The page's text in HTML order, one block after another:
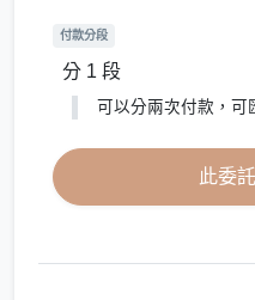
付款分段
分 1 段
可以分兩次付款，
此委